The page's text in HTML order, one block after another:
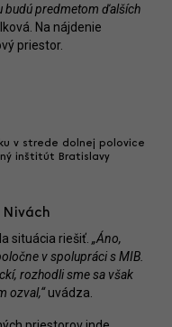
budú predmetom ďalších
Na nájdenie
priestor.
v strede dolnej polovice
inštitút Bratislavy
Nivách
situácia riešiť. „Áno,
v spolupráci s MIB.
rozhodli sme sa však
ozval,“uvádza.